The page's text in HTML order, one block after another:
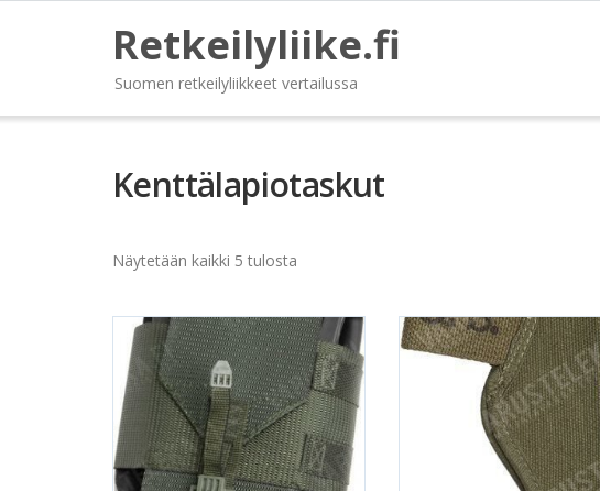
Retkeilyliike.fi
Suomen retkeilyliikkeet vertailussa
Kenttälapiotaskut
Näytetään kaikki 5 tulosta